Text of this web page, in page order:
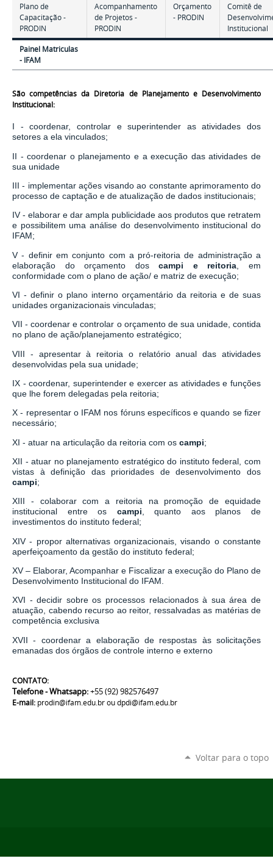
Plano de
Capacitação -
PRODIN
Acompanhamento
de Projetos -
PRODIN
Orçamento
- PRODIN
Comitê de
Institucional
Painel Matriculas
- IFAM
São competências da Diretoria de Planejamento e Desenvolvimento
Institucional:
I - coordenar, controlar e superintender as atividades dos
setores a ela vinculados;
II - coordenar o planejamento e a execução das atividades de
sua unidade
III - implementar ações visando ao constante aprimoramento do
processo de captação e de atualização de dados institucionais;
IV - elaborar e dar ampla publicidade aos produtos que retratem
e possibilitem uma análise do desenvolvimento institucional do
IFAM;
V - definir em conjunto com a pró-reitoria de administração a
elaboração do orçamento doscampi e reitoria , em
conformidade com o plano de ação/ e matriz de execução;
VI - definir o plano interno orçamentário da reitoria e de suas
unidades organizacionais vinculadas;
VII - coordenar e controlar o orçamento de sua unidade, contida
no plano de ação/planejamento estratégico;
VIII - apresentar à reitoria o relatório anual das atividades
desenvolvidas pela sua unidade;
IX - coordenar, superintender e exercer as atividades e funções
que lhe forem delegadas pela reitoria;
X - representar o IFAM nos fóruns específicos e quando se fizer
necessário;
XI - atuar na articulação da reitoria com os campi;
XII - atuar no planejamento estratégico do instituto federal, com
vistas à definição das prioridades de desenvolvimento dos
campi;
XIII - colaborar com a reitoria na promoção de equidade
institucional entre os campi, quanto aos planos de
investimentos do instituto federal;
XIV - propor alternativas organizacionais, visando o constante
aperfeiçoamento da gestão do instituto federal;
XV – Elaborar, Acompanhar e Fiscalizar a execução do Plano de
Desenvolvimento Institucional do IFAM.
XVI - decidir sobre os processos relacionados à sua área de
atuação, cabendo recurso ao reitor, ressalvadas as matérias de
competência exclusiva
XVII - coordenar a elaboração de respostas às solicitações
emanadas dos órgãos de controle interno e externo
CONTATO:
Telefone - Whatsapp:+55 (92) 982576497
E-mail: prodin@ifam.edu.br ou dpdi@ifam.edu.br
Voltar para o topo